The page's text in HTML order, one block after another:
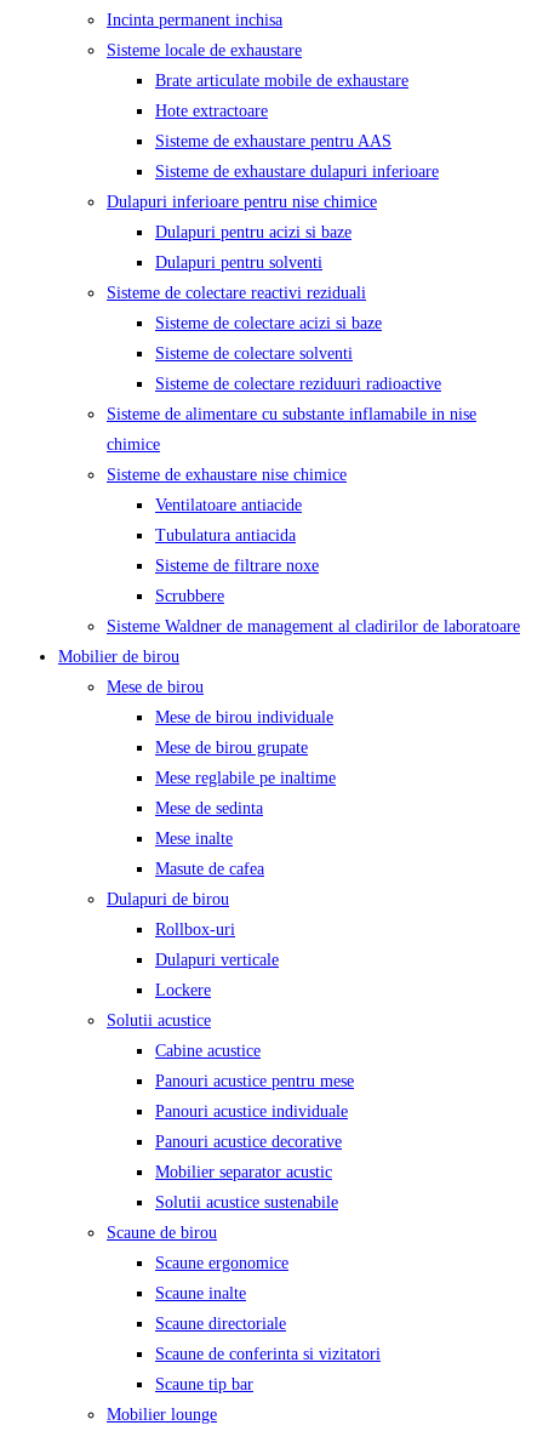
Incinta permanent inchisa
Sisteme locale de exhaustare
Brate articulate mobile de exhaustare
Hote extractoare
Sisteme de exhaustare pentru AAS
Sisteme de exhaustare dulapuri inferioare
Dulapuri inferioare pentru nise chimice
Dulapuri pentru acizi si baze
Dulapuri pentru solventi
Sisteme de colectare reactivi reziduali
Sisteme de colectare acizi si baze
Sisteme de colectare solventi
Sisteme de colectare reziduuri radioactive
Sisteme de alimentare cu substante inflamabile in nise
chimice
Sisteme de exhaustare nise chimice
Ventilatoare antiacide
Tubulatura antiacida
Sisteme de filtrare noxe
Scrubbere
Sisteme Waldner de management al cladirilor de laboratoare
Mobilier de birou
Mese de birou
Mese de birou individuale
Mese de birou grupate
Mese reglabile pe inaltime
Mese de sedinta
Mese inalte
Masute de cafea
Dulapuri de birou
Rollbox-uri
Dulapuri verticale
Lockere
Solutii acustice
Cabine acustice
Panouri acustice pentru mese
Panouri acustice individuale
Panouri acustice decorative
Mobilier separator acustic
Solutii acustice sustenabile
Scaune de birou
Scaune ergonomice
Scaune inalte
Scaune directoriale
Scaune de conferinta si vizitatori
Scaune tip bar
Mobilier lounge